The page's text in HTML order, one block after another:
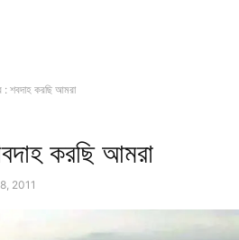
: শবদাহ করছি আমরা
করছি আমরা
8, 2011